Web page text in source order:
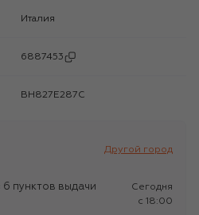
Италия
6887453
BH827E287C
Другой город
пунктов выдачи
Сегодня
c 18:00